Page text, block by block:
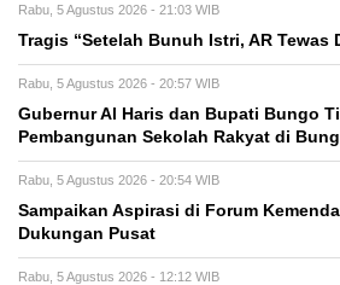
Rabu, 5 Agustus 2026 - 21:03 WIB
Tragis “Setelah Bunuh Istri, AR Tewas
Rabu, 5 Agustus 2026 - 20:57 WIB
​Gubernur Al Haris dan Bupati Bungo
Pembangunan Sekolah Rakyat di
Rabu, 5 Agustus 2026 - 20:54 WIB
Sampaikan Aspirasi di Forum
Dukungan Pusat
Rabu, 5 Agustus 2026 - 12:12 WIB